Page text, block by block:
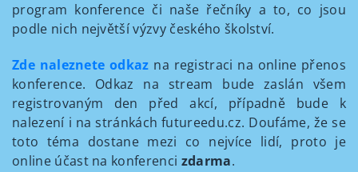
program konference či naše řečníky a to, co jsou
podle nich největší výzvy českého školství.
Zdenaleznete odkaz na registraci na online přenos
konference. Odkaz na stream bude zaslán všem
registrovaným den před akcí, případně bude k
nalezení i na stránkách futureedu.cz. Doufáme, že se
toto téma dostane mezi co nejvíce lidí, proto je
online účast na konferenci zdarma.